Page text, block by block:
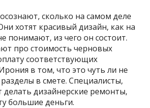
сколько на самом деле
хотят красивый дизайн, как на
понимают, из чего он состоит.
про стоимость черновых
соответствующих
в том, что это чуть ли не
в смете. Специалисты,
дизайнерские ремонты,
большие деньги.